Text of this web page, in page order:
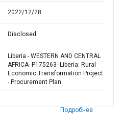
2022/12/28
Disclosed
Liberia - WESTERN AND CENTRAL
AFRICA- P175263- Liberia: Rural
Economic Transformation Project
- Procurement Plan
Подробнее